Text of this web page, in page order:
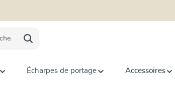
Écharpes de portage Accessoires